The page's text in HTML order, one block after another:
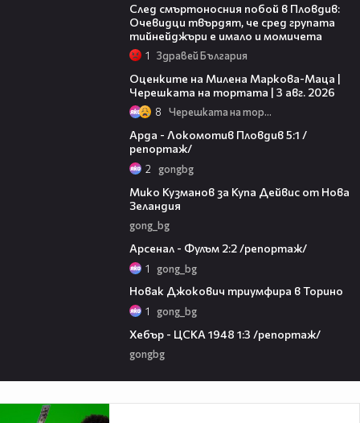
След смъртоносния побой в Пловдив:
Очевидци твърдят, че сред групата
тийнейджъри е имало и момичета
1 Здравей България
Оценките на Милена Маркова-Маца |
Черешката на тортата | 3 авг. 2026
8 Черешката на тортата
Арда - Локомотив Пловдив 5:1 /
репортаж/
2 gongbg
Мико Кузманов за Купа Дейвис от Нова
Зеландия
gong_bg
Арсенал - Фулъм 2:2 /репортаж/
1 gong_bg
Новак Джокович триумфира в Торино
1 gong_bg
Хебър - ЦСКА 1948 1:3 /репортаж/
gongbg